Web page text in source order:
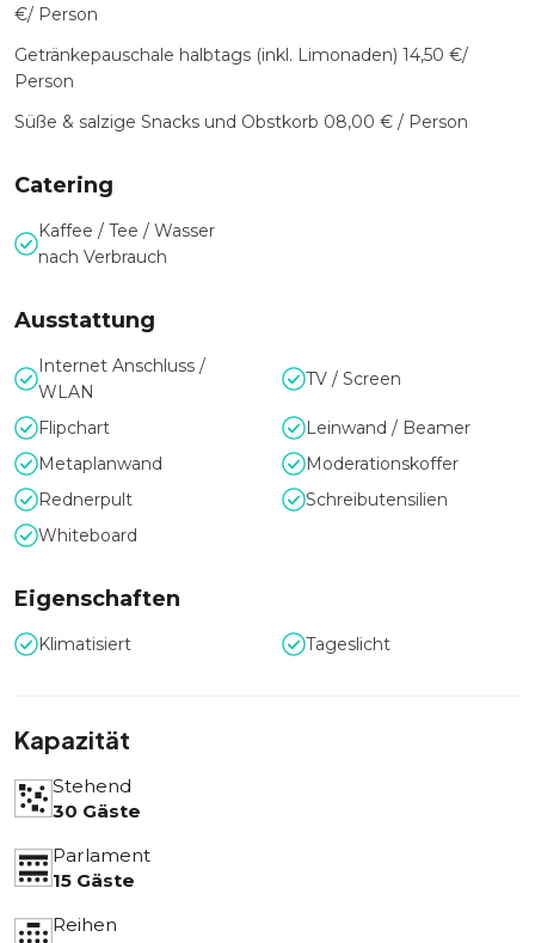
€/ Person
Getränkepauschale halbtags (inkl. Limonaden) 14,50 €/
Person
Süße & salzige Snacks und Obstkorb 08,00 € / Person
Catering
Kaffee / Tee / Wasser
nach Verbrauch
Ausstattung
Internet Anschluss /
WLAN
TV / Screen
Flipchart
Leinwand / Beamer
Metaplanwand
Moderationskoffer
Rednerpult
Schreibutensilien
Whiteboard
Eigenschaften
Klimatisiert Tageslicht
Kapazität
Stehend
30 Gäste
Parlament
15 Gäste
Reihen